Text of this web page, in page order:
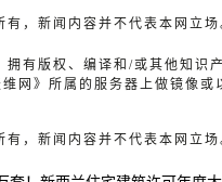
，新闻内容并不代表本网立场
有版权、编译和/或其他知识
网》所属的服务器上做镜像或
，新闻内容并不代表本网立场